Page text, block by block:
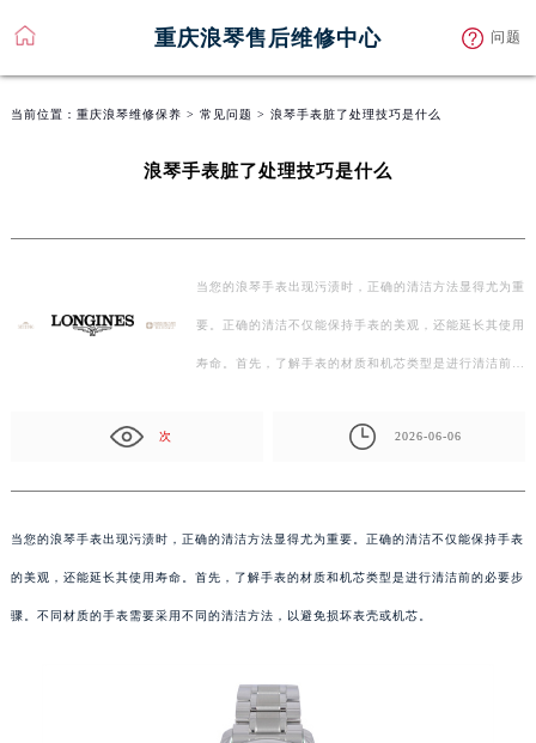
重庆浪琴售后维修中心 问题
当前位置： 重庆浪琴维修保养 > 常见问题 > 浪琴手表脏了处理技巧是什么
浪琴手表脏了处理技巧是什么
当您的浪琴手表出现污渍时，正确的清洁方法显得尤为重
要。正确的清洁不仅能保持手表的美观，还能延长其使用
寿命。首先，了解手表的材质和机芯类型是进行清洁前…
次 2026-06-06
当您的浪琴手表出现污渍时，正确的清洁方法显得尤为重要。正确的清洁不仅能保持手表
的美观，还能延长其使用寿命。首先，了解手表的材质和机芯类型是进行清洁前的必要步
骤。不同材质的手表需要采用不同的清洁方法，以避免损坏表壳或机芯。